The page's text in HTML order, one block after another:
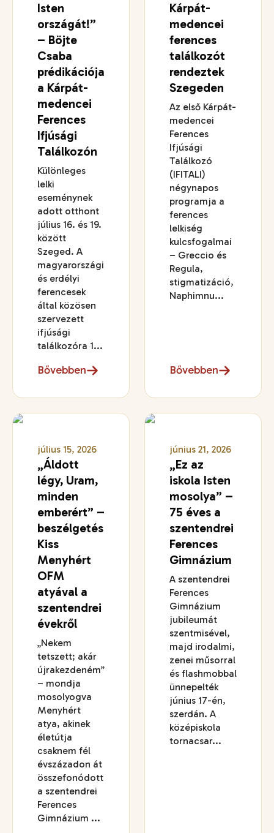
Isten
országát!”
– Böjte
Csaba
prédikációja
a Kárpát-
medencei
Ferences
Ifjúsági
Találkozón
Különleges
lelki
eseménynek
adott otthont
július 16. és 19.
között
Szeged. A
magyarországi
és erdélyi
ferencesek
által közösen
szervezett
ifjúsági
találkozóra 1...
Bővebben
Kárpát-
medencei
ferences
találkozót
rendeztek
Szegeden
Az első Kárpát-
medencei
Ferences
Ifjúsági
Találkozó
(IFITALI)
négynapos
programja a
ferences
lelkiség
kulcsfogalmai
– Greccio és
Regula,
stigmatizáció,
Naphimnu...
Bővebben
július 15, 2026
„Áldott
légy, Uram,
minden
emberért” –
beszélgetés
Kiss
Menyhért
OFM
atyával a
szentendrei
évekről
„Nekem
tetszett; akár
újrakezdeném”
– mondja
mosolyogva
Menyhért
atya, akinek
életútja
csaknem fél
évszázadon át
összefonódott
a szentendrei
Ferences
Gimnázium ...
június 21, 2026
„Ez az
iskola Isten
mosolya” –
75 éves a
szentendrei
Ferences
Gimnázium
A szentendrei
Ferences
Gimnázium
jubileumát
szentmisével,
majd irodalmi,
zenei műsorral
és flashmobbal
ünnepelték
június 17-én,
szerdán. A
középiskola
tornacsar...